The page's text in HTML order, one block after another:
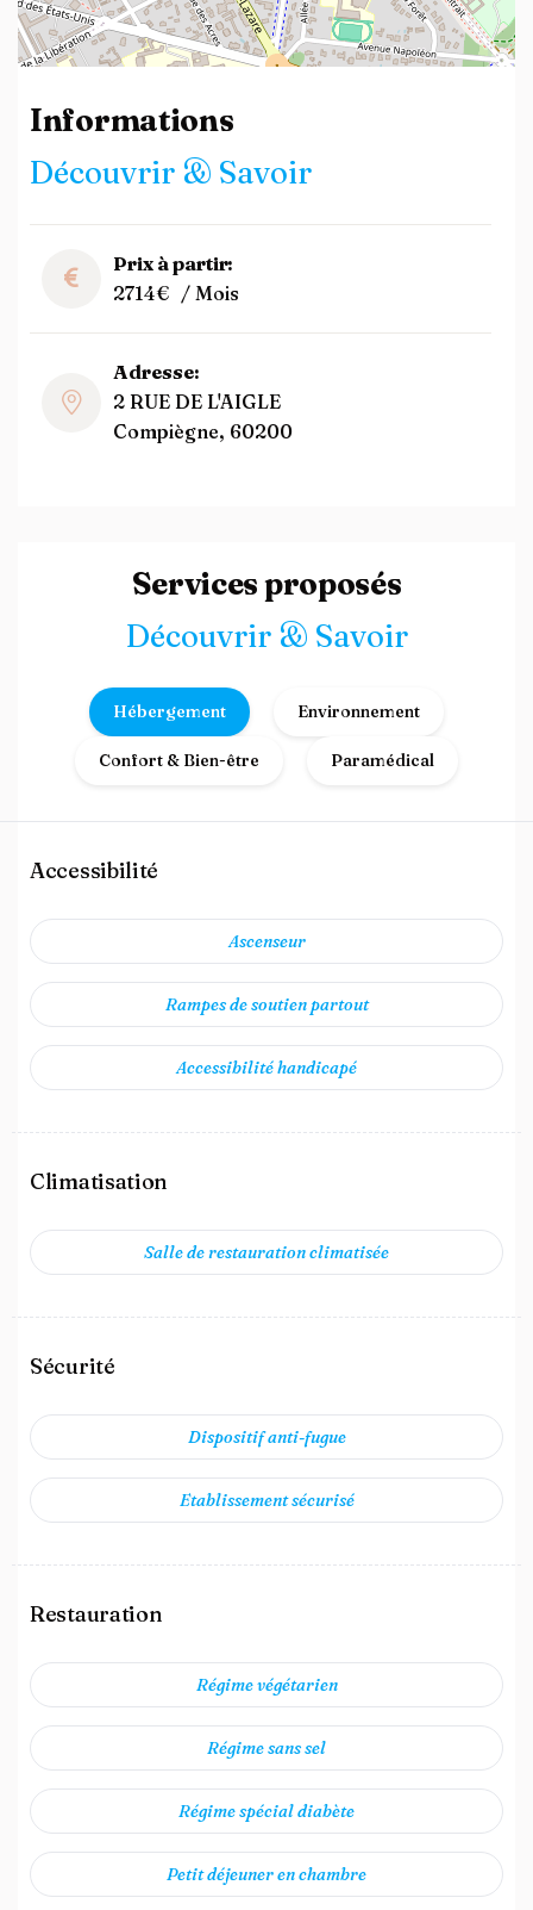
Leaflet| ©OpenStreetMapcontributors
Informations
Découvrir & Savoir
Prix à partir:
2714€ / Mois
Adresse:
2 RUE DE L'AIGLE
Compiègne, 60200
Services proposés
Découvrir & Savoir
Hébergement Environnement
Confort & Bien-être Paramédical
Accessibilité
Ascenseur
Rampes de soutien partout
Accessibilité handicapé
Climatisation
Salle de restauration climatisée
Sécurité
Dispositif anti-fugue
Etablissement sécurisé
Restauration
Régime végétarien
Régime sans sel
Régime spécial diabète
Petit déjeuner en chambre